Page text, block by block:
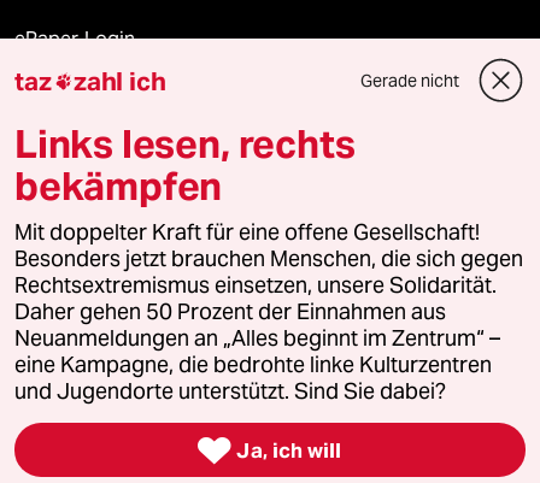
ePaper Login
Downloads für Abonnierende
© 2026 taz Verlags und Vertriebs GmbH
Alle Rechte vorbehalten. Bei rechtlichen Fragen oder für Genehmigungen
wenden Sie sich bitte an
lizenzen@taz.de
Feedback Redaktionsstatut Kommune-Richtlinien
Leitlinie Informant Datenschutz Impressum AGB
Seitenwende Einwilligungen widerrufen (Ads)
taz zahl ich Gerade nicht
Links lesen, rechts
bekämpfen
Mit doppelter Kraft für eine offene Gesellschaft!
Besonders jetzt brauchen Menschen, die sich gegen
Rechtsextremismus einsetzen, unsere Solidarität.
Daher gehen 50 Prozent der Einnahmen aus
Neuanmeldungen an „Alles beginnt im Zentrum“ –
eine Kampagne, die bedrohte linke Kulturzentren
und Jugendorte unterstützt. Sind Sie dabei?
 Ja, ich will